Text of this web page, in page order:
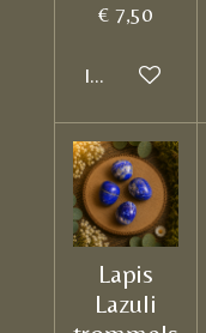
€ 7,50
In winkelwagen
Lapis
Lazuli